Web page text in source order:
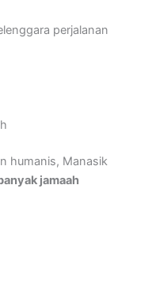
perjalanan
humanis, Manasik
jamaah